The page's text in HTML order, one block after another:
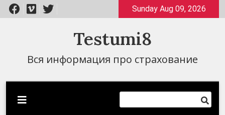
Перейти
к
Sunday Aug 09, 2026
Testumi8
Вся информация про страхование